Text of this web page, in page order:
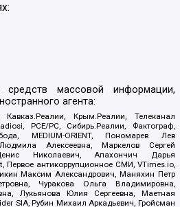
массовой информации,
агента:
Крым.Реалии, Телеканал
PCE/PC, Сибирь.Реалии, Фактограф,
MEDIUM-ORIENT, Пономарев Лев
Алексеевна, Маркелов Сергей
Николаевич, Апахончич Дарья
Первое антикоррупционное СМИ, VTimes.io,
Максим Александрович, Маняхин Петр
Чуракова Ольга Владимировна,
Лукьянова Юлия Сергеевна, Маетная
SIA, Рубин Михаил Аркадьевич, Гройсман